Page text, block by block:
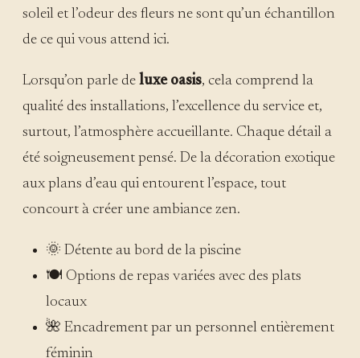
soleil et l’odeur des fleurs ne sont qu’un échantillon
de ce qui vous attend ici.
Lorsqu’on parle de luxe oasis, cela comprend la
qualité des installations, l’excellence du service et,
surtout, l’atmosphère accueillante. Chaque détail a
été soigneusement pensé. De la décoration exotique
aux plans d’eau qui entourent l’espace, tout
concourt à créer une ambiance zen.
🌞 Détente au bord de la piscine
🍽️ Options de repas variées avec des plats
locaux
🌺 Encadrement par un personnel entièrement
féminin